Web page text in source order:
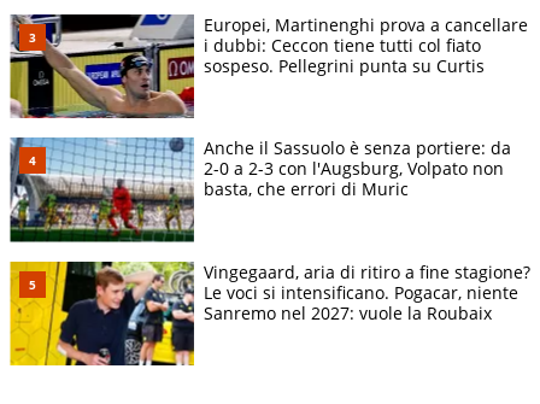
Europei, Martinenghi prova a cancellare
i dubbi: Ceccon tiene tutti col fiato
sospeso. Pellegrini punta su Curtis
Anche il Sassuolo è senza portiere: da
2-0 a 2-3 con l'Augsburg, Volpato non
basta, che errori di Muric
Vingegaard, aria di ritiro a fine stagione?
Le voci si intensificano. Pogacar, niente
Sanremo nel 2027: vuole la Roubaix